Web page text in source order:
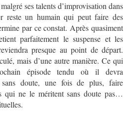
talents d’improvisation dans
reste un humain qui peut faire des
par ce constat. Après quasiment
parfaitement le suspense et les
presque au point de départ.
mais d’une autre manière. Ce qui
épisode tendu où il devra
doute, une fois de plus, faire
qui ne le méritent sans doute pas…